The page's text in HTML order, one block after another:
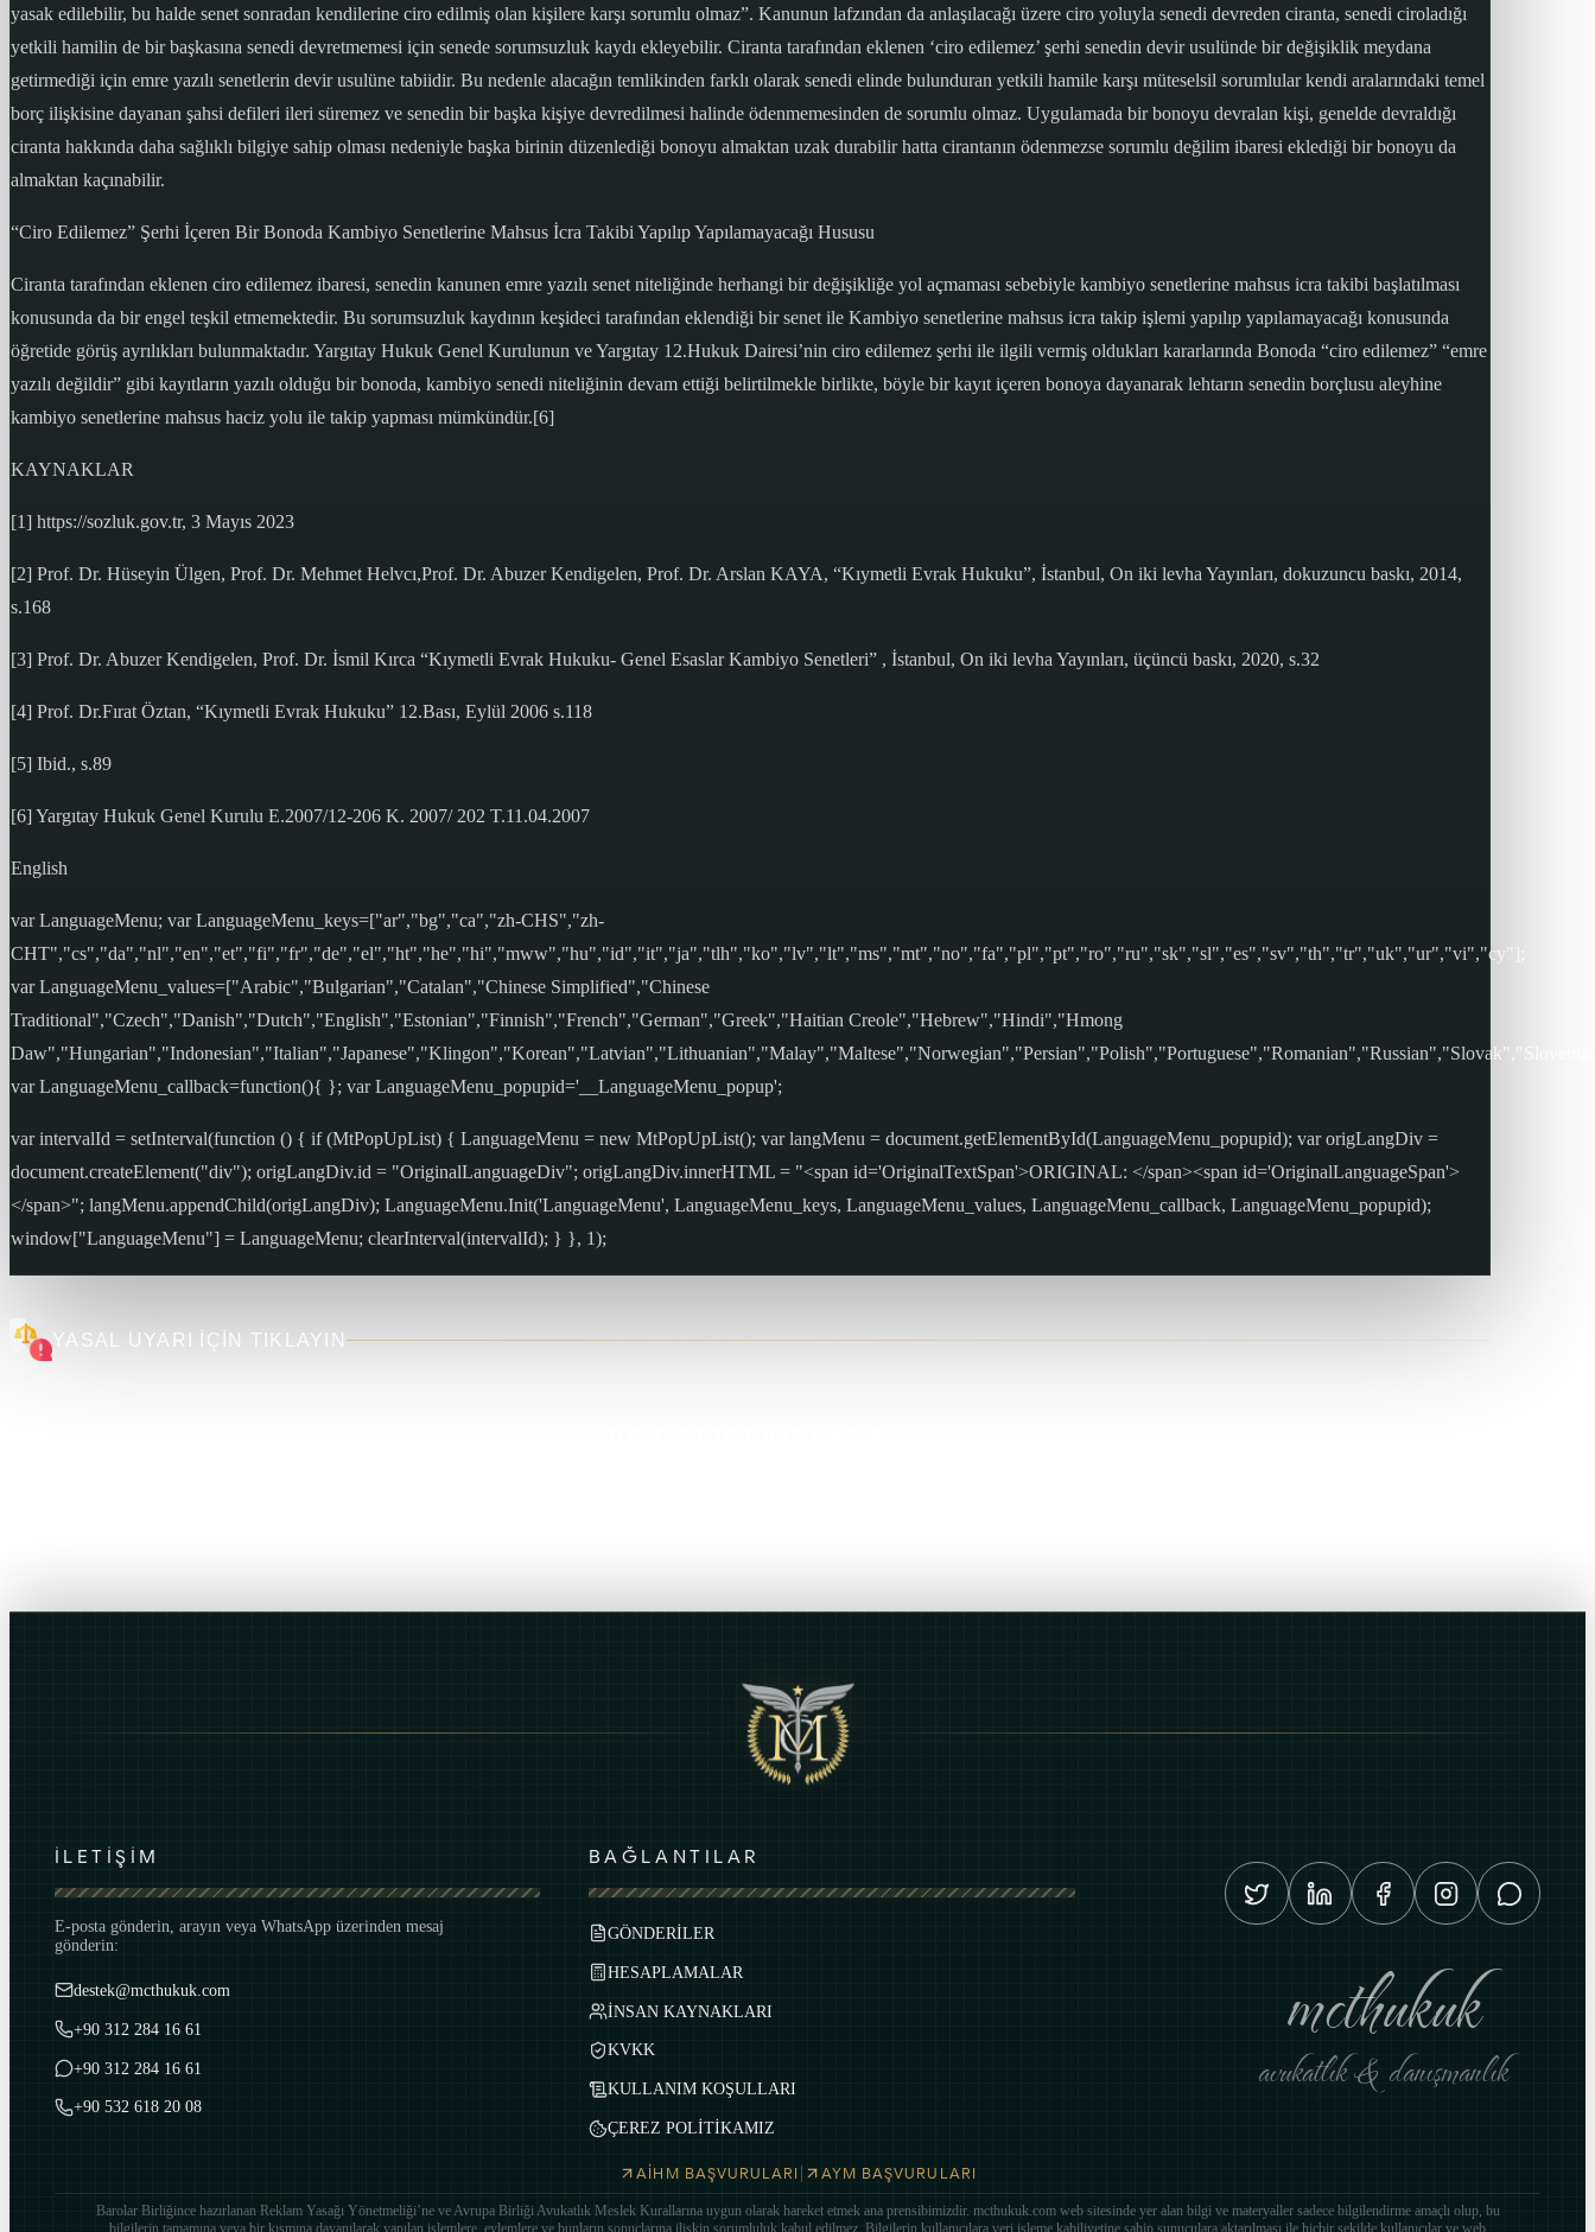
yasak edilebilir, bu halde senet sonradan kendilerine ciro edilmiş olan kişilere karşı sorumlu olmaz”. Kanunun lafzından da anlaşılacağı üzere ciro yoluyla senedi devreden ciranta, senedi ciroladığı
yetkili hamilin de bir başkasına senedi devretmemesi için senede sorumsuzluk kaydı ekleyebilir. Ciranta tarafından eklenen ‘ciro edilemez’ şerhi senedin devir usulünde bir değişiklik meydana
getirmediği için emre yazılı senetlerin devir usulüne tabiidir. Bu nedenle alacağın temlikinden farklı olarak senedi elinde bulunduran yetkili hamile karşı müteselsil sorumlular kendi aralarındaki temel
borç ilişkisine dayanan şahsi defileri ileri süremez ve senedin bir başka kişiye devredilmesi halinde ödenmemesinden de sorumlu olmaz. Uygulamada bir bonoyu devralan kişi, genelde devraldığı
ciranta hakkında daha sağlıklı bilgiye sahip olması nedeniyle başka birinin düzenlediği bonoyu almaktan uzak durabilir hatta cirantanın ödenmezse sorumlu değilim ibaresi eklediği bir bonoyu da
almaktan kaçınabilir.
“Ciro Edilemez” Şerhi İçeren Bir Bonoda Kambiyo Senetlerine Mahsus İcra Takibi Yapılıp Yapılamayacağı Hususu
Ciranta tarafından eklenen ciro edilemez ibaresi, senedin kanunen emre yazılı senet niteliğinde herhangi bir değişikliğe yol açmaması sebebiyle kambiyo senetlerine mahsus icra takibi başlatılması
konusunda da bir engel teşkil etmemektedir. Bu sorumsuzluk kaydının keşideci tarafından eklendiği bir senet ile Kambiyo senetlerine mahsus icra takip işlemi yapılıp yapılamayacağı konusunda
öğretide görüş ayrılıkları bulunmaktadır. Yargıtay Hukuk Genel Kurulunun ve Yargıtay 12.Hukuk Dairesi’nin ciro edilemez şerhi ile ilgili vermiş oldukları kararlarında Bonoda “ciro edilemez” “emre
yazılı değildir” gibi kayıtların yazılı olduğu bir bonoda, kambiyo senedi niteliğinin devam ettiği belirtilmekle birlikte, böyle bir kayıt içeren bonoya dayanarak lehtarın senedin borçlusu aleyhine
kambiyo senetlerine mahsus haciz yolu ile takip yapması mümkündür.[6]
KAYNAKLAR
[1] https://sozluk.gov.tr, 3 Mayıs 2023
[2] Prof. Dr. Hüseyin Ülgen, Prof. Dr. Mehmet Helvcı,Prof. Dr. Abuzer Kendigelen, Prof. Dr. Arslan KAYA, “Kıymetli Evrak Hukuku”, İstanbul, On iki levha Yayınları, dokuzuncu baskı, 2014,
s.168
[3] Prof. Dr. Abuzer Kendigelen, Prof. Dr. İsmil Kırca “Kıymetli Evrak Hukuku- Genel Esaslar Kambiyo Senetleri” , İstanbul, On iki levha Yayınları, üçüncü baskı, 2020, s.32
[4] Prof. Dr.Fırat Öztan, “Kıymetli Evrak Hukuku” 12.Bası, Eylül 2006 s.118
[5] Ibid., s.89
[6] Yargıtay Hukuk Genel Kurulu E.2007/12-206 K. 2007/ 202 T.11.04.2007
English
var LanguageMenu; var LanguageMenu_keys=["ar","bg","ca","zh-CHS","zh-
CHT","cs","da","nl","en","et","fi","fr","de","el","ht","he","hi","mww","hu","id","it","ja","tlh","ko","lv","lt","ms","mt","no","fa","pl","pt","ro","ru","sk","sl","es","sv","th","tr","uk","ur","vi","cy"];
var LanguageMenu_values=["Arabic","Bulgarian","Catalan","Chinese Simplified","Chinese
Traditional","Czech","Danish","Dutch","English","Estonian","Finnish","French","German","Greek","Haitian Creole","Hebrew","Hindi","Hmong
var LanguageMenu_callback=function(){ }; var LanguageMenu_popupid='__LanguageMenu_popup';
var intervalId = setInterval(function () { if (MtPopUpList) { LanguageMenu = new MtPopUpList(); var langMenu = document.getElementById(LanguageMenu_popupid); var origLangDiv =
document.createElement("div"); origLangDiv.id = "OriginalLanguageDiv"; origLangDiv.innerHTML = "<span id='OriginalTextSpan'>ORIGINAL: </span><span id='OriginalLanguageSpan'>
</span>"; langMenu.appendChild(origLangDiv); LanguageMenu.Init('LanguageMenu', LanguageMenu_keys, LanguageMenu_values, LanguageMenu_callback, LanguageMenu_popupid);
window["LanguageMenu"] = LanguageMenu; clearInterval(intervalId); } }, 1);
YASAL UYARI İÇİN TIKLAYIN
İLETİŞİM
E-posta gönderin, arayın veya WhatsApp üzerinden mesaj
gönderin:
destek@mcthukuk.com
+90 312 284 16 61
+90 312 284 16 61
+90 532 618 20 08
BAĞLANTILAR
GÖNDERİLER
HESAPLAMALAR
İNSAN KAYNAKLARI
KVKK
KULLANIM KOŞULLARI
ÇEREZ POLİTİKAMIZ
mcthukuk
avukatlık & danışmanlık
AİHM BAŞVURULARI| AYM BAŞVURULARI
Barolar Birliğince hazırlanan Reklam Yasağı Yönetmeliği’ne ve Avrupa Birliği Avukatlık Meslek Kurallarına uygun olarak hareket etmek ana prensibimizdir. mcthukuk.com web sitesinde yer alan bilgi ve materyaller sadece bilgilendirme amaçlı olup, bu
bilgilerin tamamına veya bir kısmına dayanılarak yapılan işlemlere, eylemlere ve bunların sonuçlarına ilişkin sorumluluk kabul edilmez. Bilgilerin kullanıcılara veri işleme kabiliyetine sahip sunuculara aktarılması ile hiçbir şekilde kullanıcılar ve web